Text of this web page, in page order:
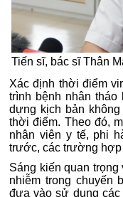
Tiến sĩ, bác sĩ Thân
Xác định thời điểm
trình bệnh nhân tháo
dựng kịch bản
thời điểm. Theo đó,
nhân viên y tế, phi
trước, các trường
Sáng kiến quan
nhiễm trong chuyến
đưa vào sử dụng